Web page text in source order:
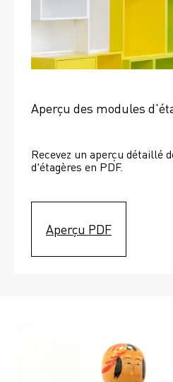
Aperçu des modules
Recevez un aperçu détaillé
d'étagères en PDF.
Aperçu PDF